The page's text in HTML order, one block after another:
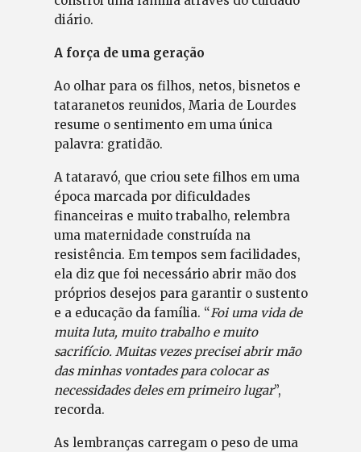
diário.
A força de uma geração
Ao olhar para os filhos, netos, bisnetos e
tataranetos reunidos, Maria de Lourdes
resume o sentimento em uma única
palavra: gratidão.
A tataravó, que criou sete filhos em uma
época marcada por dificuldades
financeiras e muito trabalho, relembra
uma maternidade construída na
resistência. Em tempos sem facilidades,
ela diz que foi necessário abrir mão dos
próprios desejos para garantir o sustento
e a educação da família. “Foi uma vida de
muita luta, muito trabalho e muito
sacrifício. Muitas vezes precisei abrir mão
das minhas vontades para colocar as
necessidades deles em primeiro lugar”,
recorda.
As lembranças carregam o peso de uma